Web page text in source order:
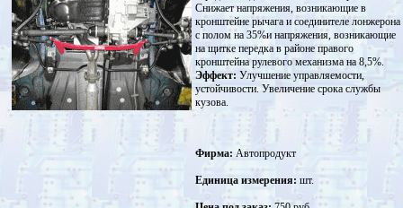
Снижает напряжения, возникающие в
кронштейне рычага и соединителе лонжерона
с полом на 35%и напряжения, возникающие
на щитке передка в районе правого
кронштейна рулевого механизма на 8,5%.
Эффект: Улучшение управляемости,
устойчивости. Увеличение срока службы
кузова.
Фирма: Автопродукт
Единица измерения: шт.